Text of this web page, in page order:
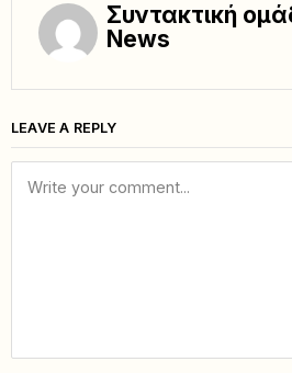
Συντακτική
News
LEAVE A REPLY